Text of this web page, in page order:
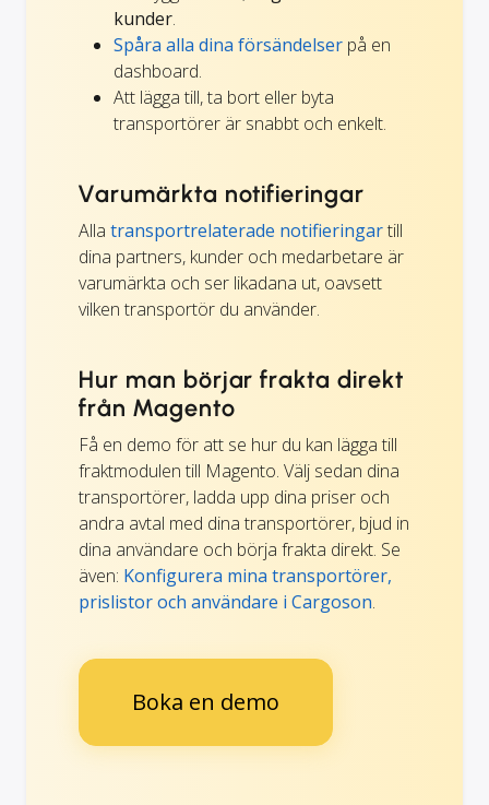
kunder.
Spåra alla dina försändelser på en
dashboard.
Att lägga till, ta bort eller byta
transportörer är snabbt och enkelt.
Varumärkta notifieringar
Alla transportrelaterade notifieringartill
dina partners, kunder och medarbetare är
varumärkta och ser likadana ut, oavsett
vilken transportör du använder.
Hur man börjar frakta direkt
från Magento
Få en demo för att se hur du kan lägga till
fraktmodulen till Magento. Välj sedan dina
transportörer, ladda upp dina priser och
andra avtal med dina transportörer, bjud in
dina användare och börja frakta direkt. Se
även: Konfigurera mina transportörer,
prislistor och användare i Cargoson.
Boka en demo